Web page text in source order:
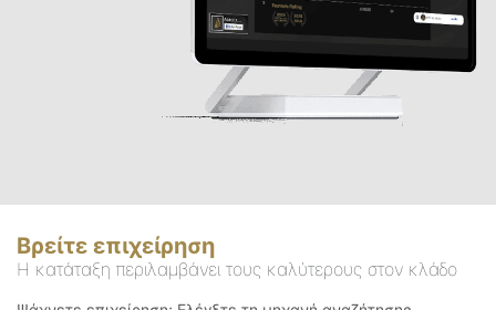
Βρείτε επιχείρηση
Η κατάταξη περιλαμβάνει τους καλύτερους στον κλάδο